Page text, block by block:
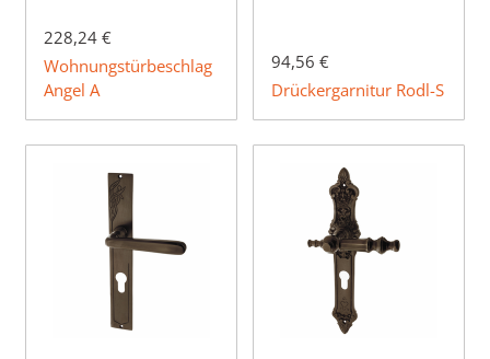
228,24 €
Wohnungstürbeschlag
Angel A
94,56 €
Drückergarnitur Rodl-S